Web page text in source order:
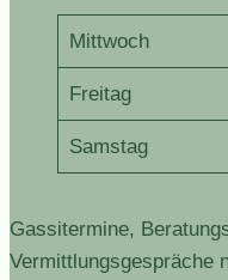
Mittwoch
Freitag
Samstag
Gassitermine,
Vermittlungsgespräche